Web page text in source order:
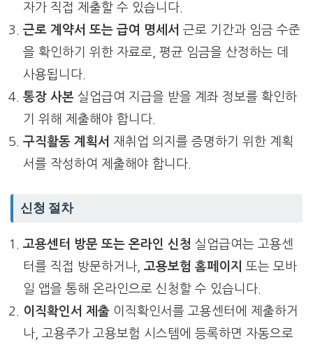
자가 직접 제출할 수 있습니다.
근로 계약서 또는 급여 명세서 근로 기간과 임금 수준
을 확인하기 위한 자료로, 평균 임금을 산정하는 데
사용됩니다.
통장 사본 실업급여 지급을 받을 계좌 정보를 확인하
기 위해 제출해야 합니다.
구직활동 계획서 재취업 의지를 증명하기 위한 계획
서를 작성하여 제출해야 합니다.
신청 절차
고용센터 방문 또는 온라인 신청 실업급여는 고용센
터를 직접 방문하거나, 고용보험 홈페이지 또는 모바
일 앱을 통해 온라인으로 신청할 수 있습니다.
이직확인서 제출 이직확인서를 고용센터에 제출하거
나, 고용주가 고용보험 시스템에 등록하면 자동으로